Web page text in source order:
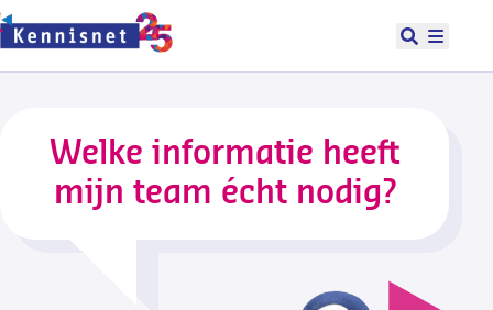
Doorgaan naar hoofdinhoud
Open
Welke informatie heeft
mijn team écht nodig?